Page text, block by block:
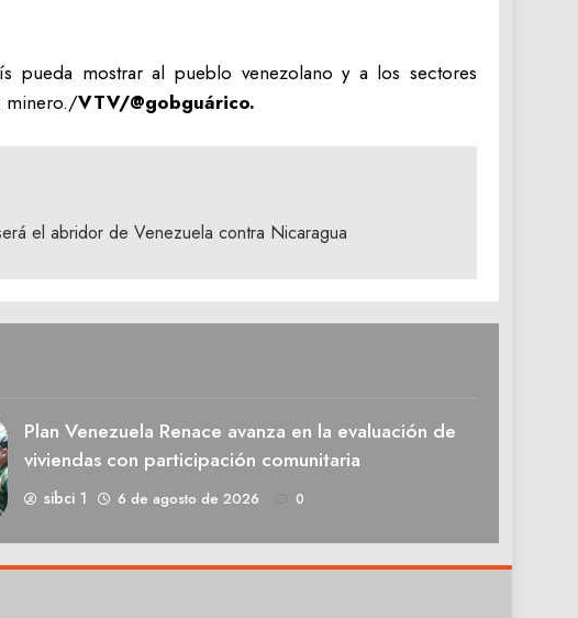
mostrar al pueblo venezolano y a los sectores
minero./VTV/@gobguárico.
el abridor de Venezuela contra Nicaragua
Plan Venezuela Renace avanza en la evaluación de
viviendas con participación comunitaria
sibci 1 6 de agosto de 2026 0